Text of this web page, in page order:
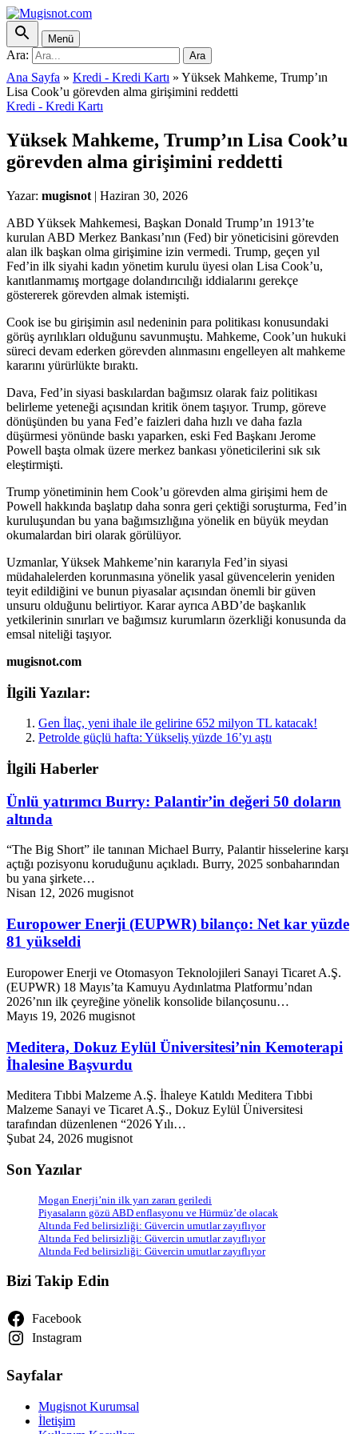
Menü
Ara: Ara
Ana Sayfa » Kredi - Kredi Kartı » Yüksek Mahkeme, Trump’ın
Lisa Cook’u görevden alma girişimini reddetti
Kredi - Kredi Kartı
Yüksek Mahkeme, Trump’ın Lisa Cook’u
görevden alma girişimini reddetti
Yazar: mugisnot | Haziran 30, 2026
ABD Yüksek Mahkemesi, Başkan Donald Trump’ın 1913’te
kurulan ABD Merkez Bankası’nın (Fed) bir yöneticisini görevden
alan ilk başkan olma girişimine izin vermedi. Trump, geçen yıl
Fed’in ilk siyahi kadın yönetim kurulu üyesi olan Lisa Cook’u,
kanıtlanmamış mortgage dolandırıcılığı iddialarını gerekçe
göstererek görevden almak istemişti.
Cook ise bu girişimin asıl nedeninin para politikası konusundaki
görüş ayrılıkları olduğunu savunmuştu. Mahkeme, Cook’un hukuki
süreci devam ederken görevden alınmasını engelleyen alt mahkeme
kararını yürürlükte bıraktı.
Dava, Fed’in siyasi baskılardan bağımsız olarak faiz politikası
belirleme yeteneği açısından kritik önem taşıyor. Trump, göreve
dönüşünden bu yana Fed’e faizleri daha hızlı ve daha fazla
düşürmesi yönünde baskı yaparken, eski Fed Başkanı Jerome
Powell başta olmak üzere merkez bankası yöneticilerini sık sık
eleştirmişti.
Trump yönetiminin hem Cook’u görevden alma girişimi hem de
Powell hakkında başlatıp daha sonra geri çektiği soruşturma, Fed’in
kuruluşundan bu yana bağımsızlığına yönelik en büyük meydan
okumalardan biri olarak görülüyor.
Uzmanlar, Yüksek Mahkeme’nin kararıyla Fed’in siyasi
müdahalelerden korunmasına yönelik yasal güvencelerin yeniden
teyit edildiğini ve bunun piyasalar açısından önemli bir güven
unsuru olduğunu belirtiyor. Karar ayrıca ABD’de başkanlık
yetkilerinin sınırları ve bağımsız kurumların özerkliği konusunda da
emsal niteliği taşıyor.
mugisnot.com
İlgili Yazılar:
Gen İlaç, yeni ihale ile gelirine 652 milyon TL katacak!
Petrolde güçlü hafta: Yükseliş yüzde 16’yı aştı
İlgili Haberler
Ünlü yatırımcı Burry: Palantir’in değeri 50 doların
altında
“The Big Short” ile tanınan Michael Burry, Palantir hisselerine karşı
açtığı pozisyonu koruduğunu açıkladı. Burry, 2025 sonbaharından
bu yana şirkete…
Nisan 12, 2026 mugisnot
Europower Enerji (EUPWR) bilanço: Net kar yüzde
81 yükseldi
Europower Enerji ve Otomasyon Teknolojileri Sanayi Ticaret A.Ş.
(EUPWR) 18 Mayıs’ta Kamuyu Aydınlatma Platformu’ndan
2026’nın ilk çeyreğine yönelik konsolide bilançosunu…
Mayıs 19, 2026 mugisnot
Meditera, Dokuz Eylül Üniversitesi’nin Kemoterapi
İhalesine Başvurdu
Meditera Tıbbi Malzeme A.Ş. İhaleye Katıldı Meditera Tıbbi
Malzeme Sanayi ve Ticaret A.Ş., Dokuz Eylül Üniversitesi
tarafından düzenlenen “2026 Yılı…
Şubat 24, 2026 mugisnot
Son Yazılar
Mogan Enerji’nin ilk yarı zararı geriledi
Piyasaların gözü ABD enflasyonu ve Hürmüz’de olacak
Altında Fed belirsizliği: Güvercin umutlar zayıflıyor
Altında Fed belirsizliği: Güvercin umutlar zayıflıyor
Altında Fed belirsizliği: Güvercin umutlar zayıflıyor
Bizi Takip Edin
Facebook
Instagram
Sayfalar
Mugisnot Kurumsal
İletişim